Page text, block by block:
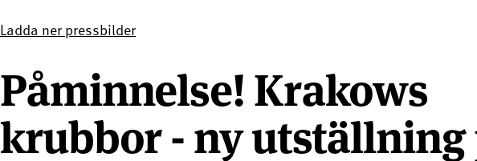
Ladda ner pressbilder
Påminnelse! Krakows
krubbor - ny utställning